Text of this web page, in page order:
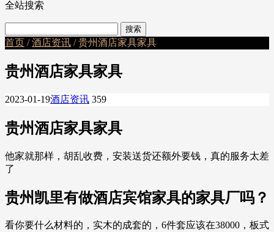
全站搜索
首页 /酒店资讯 / 贵州酒店家具家具
贵州酒店家具家具
2023-01-19酒店资讯 359
贵州酒店家具家具
他家就那样，胡乱收费，安装送货还额外要钱，真的服务太差
了
贵州凯里有做酒店宾馆家具的家具厂吗？
看你要什么材料的，实木的成套的，6件套应该在38000，板式